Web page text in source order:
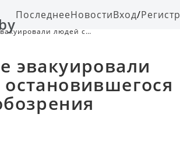
ПоследнееНовостиВход/
людей с
эвакуировали